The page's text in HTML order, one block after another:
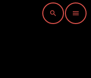
search menu